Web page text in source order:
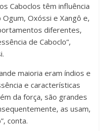
Caboclos têm influência
Oxóssi e Xangô e,
diferentes,
de Caboclo”,
maioria eram índios e
e características
da força, são grandes
as usam,
conta.